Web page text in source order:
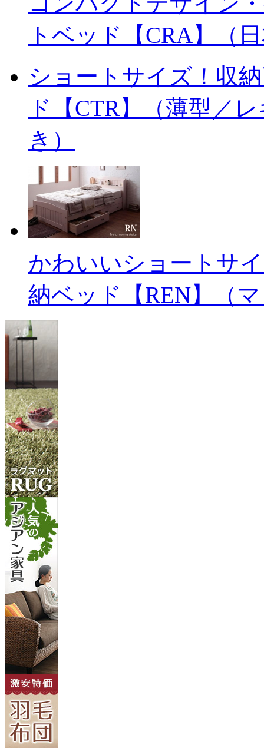
トベッド【CRA】（
ショートサイズ！収
ド【CTR】（薄型／
き）
かわいいショートサ
納ベッド【REN】（